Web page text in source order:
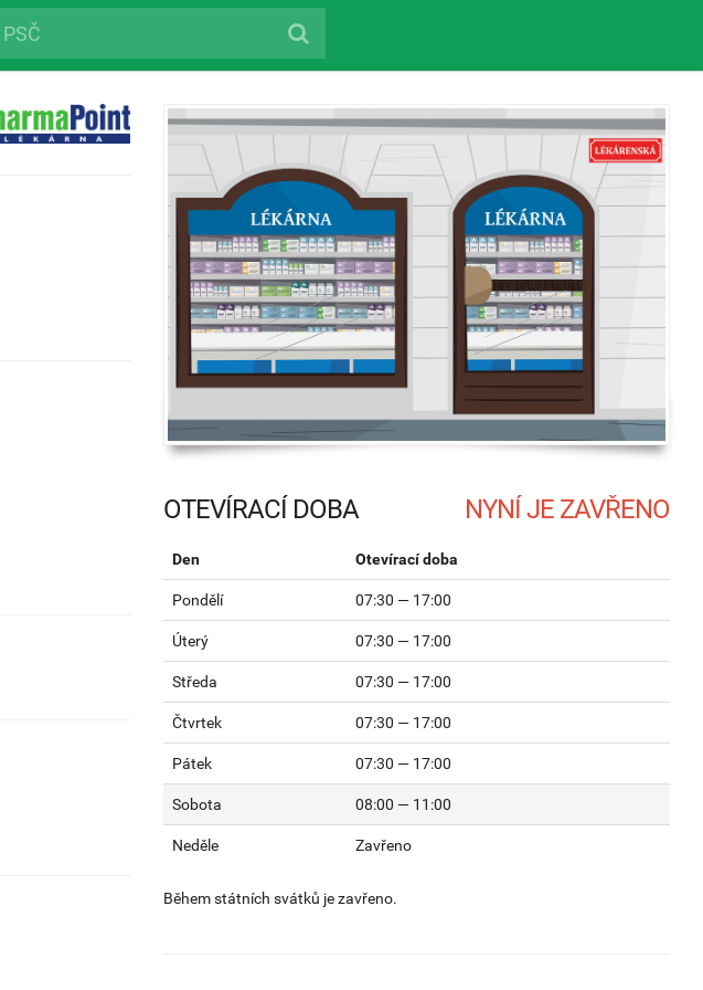
OTEVÍRACÍ DOBA
Den Otevírací doba
Pondělí 07:30 — 17:00
Úterý 07:30 — 17:00
Středa 07:30 — 17:00
Čtvrtek 07:30 — 17:00
Pátek 07:30 — 17:00
Sobota 08:00 — 11:00
Neděle Zavřeno
Během státních svátků je zavřeno.